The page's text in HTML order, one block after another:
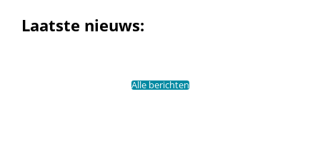
website
Laatste nieuws:
Alle berichten